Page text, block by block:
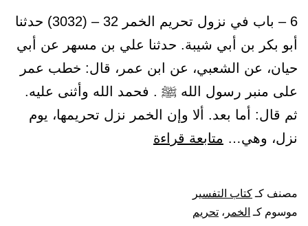
6 – باب في نزول تحريم الخمر 32 – (3032) حدثنا
أبو بكر بن أبي شيبة. حدثنا علي بن مسهر عن أبي
حيان، عن الشعبي، عن ابن عمر، قال: خطب عمر
على منبر رسول الله ﷺ . فحمد الله وأثنى عليه.
ثم قال: أما بعد. ألا وإن الخمر نزل تحريمها، يوم
نزل، وهي… متابعة قراءة
مصنف كـ كتاب التفسير
موسوم كـ الخمر ، تحريم